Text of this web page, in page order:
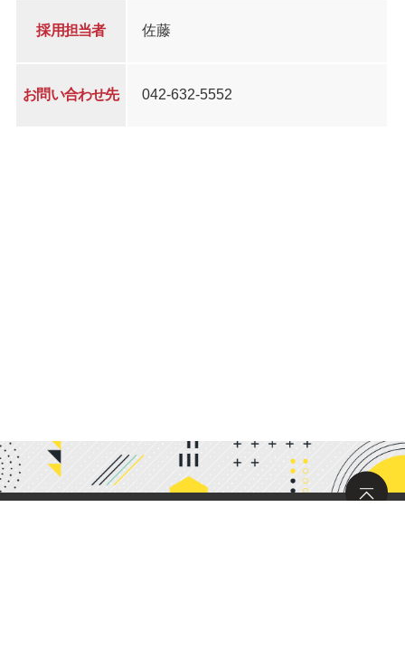
採用担当者 佐藤
お問い合わせ先 042-632-5552